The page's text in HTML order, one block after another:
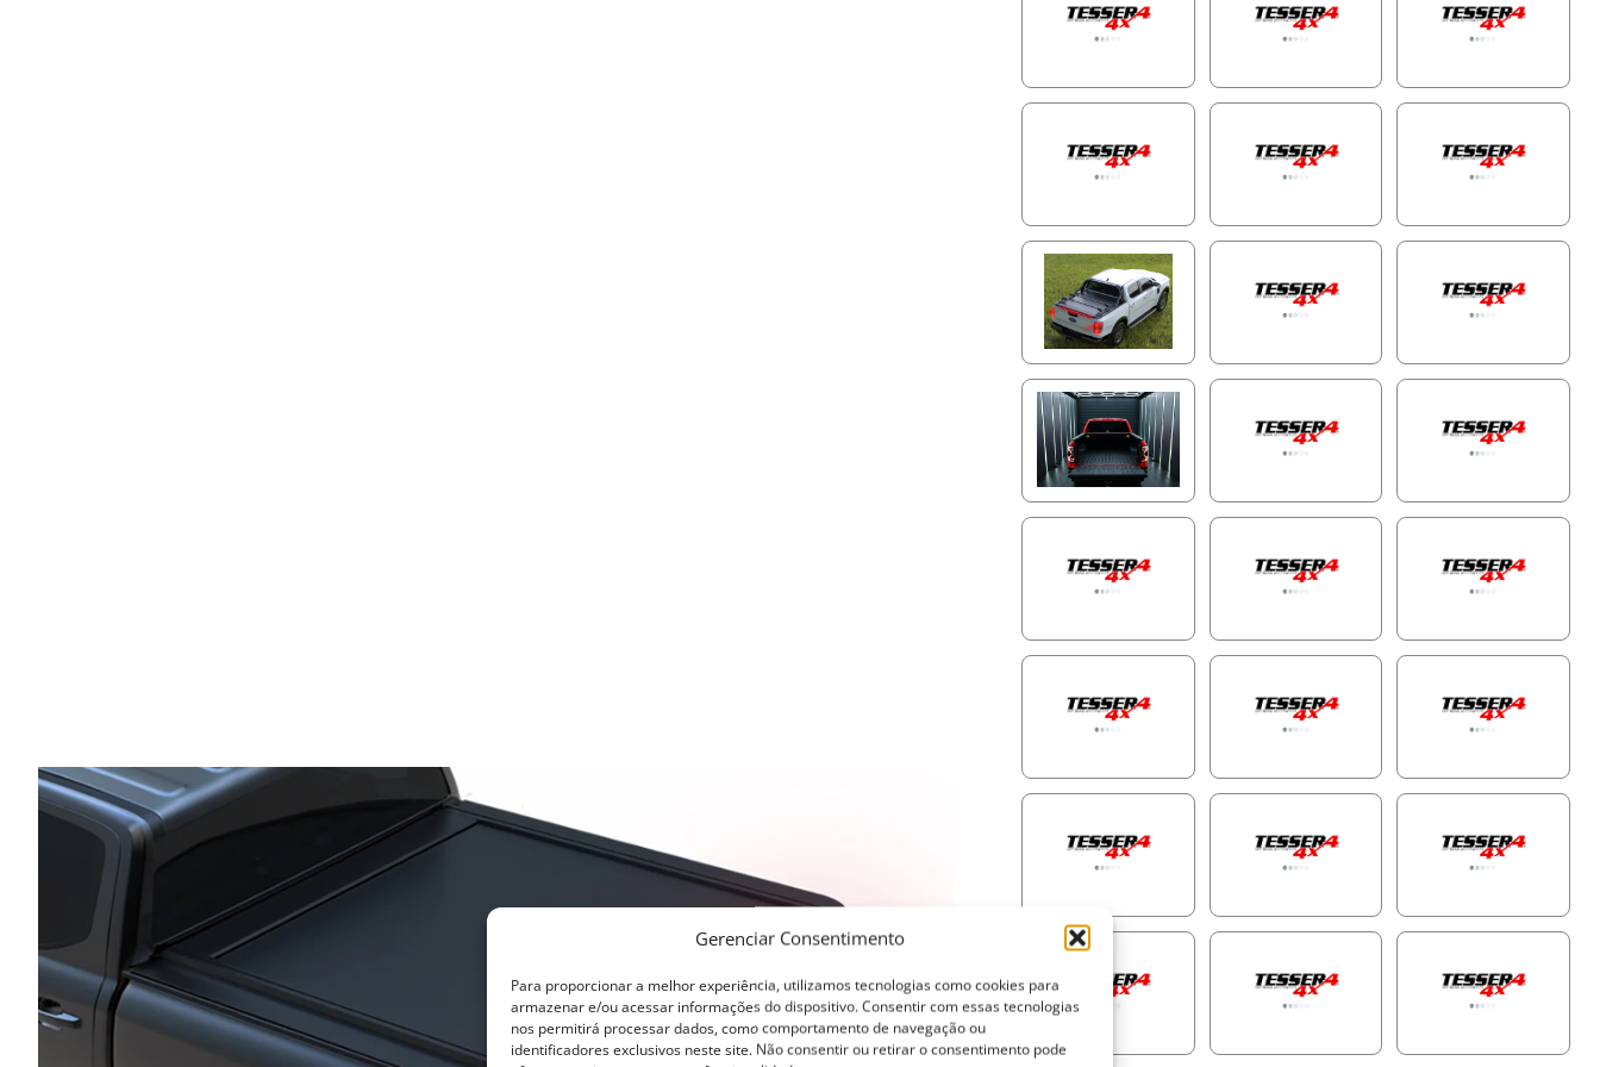
Gerenciar Consentimento
Para proporcionar a melhor experiência, utilizamos tecnologias como cookies para
armazenar e/ou acessar informações do dispositivo. Consentir com essas tecnologias
nos permitirá processar dados, como comportamento de navegação ou
identificadores exclusivos neste site. Não consentir ou retirar o consentimento pode
Anti-Folhas e canais duplos de transbordamento, o sistema
gerencia até 60 litros por minuto, garantindo que o
chuvas intensas.
Design Compacto e Econômico em Espaço do
Compartimento
Maximize a capacidade da caçamba do seu pickup com as
dimensões mais compactas do mercado:
Cabine Dupla
Cabine Simples/Extendida e Modelos Americanos: 26 cm
x 30 cm (A x L)
Esse design inovador otimiza tanto o comprimento quanto a
altura para oferecer mais espaço de armazenamento sem
comprometer a durabilidade.
Tampa do Compartimento de Acesso Fácil
Realize a manutenção com facilidade graças à tampa do
rápido e sem complicações ao Tessera Roll+, garantindo um
funcionamento suave e longa durabilidade.
Trilhos Laterais de Precisão Feitos à Mão
Fabricados com trilhos laterais de 5 mm de espessura, o
Tessera Roll+ oferece isolamento superior contra intempéries e
integração com barras de rolagem e corrimãos para maior
funcionalidade.
Sistema de Acessórios T-Slot Sem Perfuração
Amplie as capacidades do seu pickup com o recurso integrado
T-slot. Instale racks, barras transversais e outros acessórios sem
necessidade de perfuração, oferecendo uma solução versátil e
fácil de usar.
Atualize Agora para o Tessera Roll+